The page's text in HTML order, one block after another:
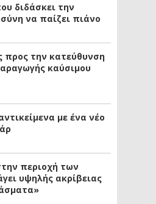
διδάσκει την
να παίζει πιάνο
προς την κατεύθυνση
καύσιμου
με ένα νέο
περιοχή των
υψηλής ακρίβειας